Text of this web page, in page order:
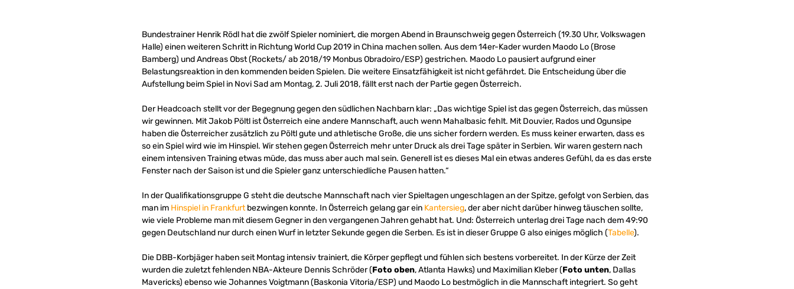
Bundestrainer Henrik Rödl hat die zwölf Spieler nominiert, die morgen Abend in Braunschweig gegen Österreich (19.30 Uhr, Volkswagen
Halle) einen weiteren Schritt in Richtung World Cup 2019 in China machen sollen. Aus dem 14er-Kader wurden Maodo Lo (Brose
Bamberg) und Andreas Obst (Rockets/ ab 2018/19 Monbus Obradoiro/ESP) gestrichen. Maodo Lo pausiert aufgrund einer
Belastungsreaktion in den kommenden beiden Spielen. Die weitere Einsatzfähigkeit ist nicht gefährdet. Die Entscheidung über die
Aufstellung beim Spiel in Novi Sad am Montag, 2. Juli 2018, fällt erst nach der Partie gegen Österreich.
Der Headcoach stellt vor der Begegnung gegen den südlichen Nachbarn klar: „Das wichtige Spiel ist das gegen Österreich, das müssen
wir gewinnen. Mit Jakob Pöltl ist Österreich eine andere Mannschaft, auch wenn Mahalbasic fehlt. Mit Douvier, Rados und Ogunsipe
haben die Österreicher zusätzlich zu Pöltl gute und athletische Große, die uns sicher fordern werden. Es muss keiner erwarten, dass es
so ein Spiel wird wie im Hinspiel. Wir stehen gegen Österreich mehr unter Druck als drei Tage später in Serbien. Wir waren gestern nach
einem intensiven Training etwas müde, das muss aber auch mal sein. Generell ist es dieses Mal ein etwas anderes Gefühl, da es das erste
Fenster nach der Saison ist und die Spieler ganz unterschiedliche Pausen hatten.“
In der Qualifikationsgruppe G steht die deutsche Mannschaft nach vier Spieltagen ungeschlagen an der Spitze, gefolgt von Serbien, das
man im Hinspiel in Frankfurtbezwingen konnte. In Österreich gelang gar ein Kantersieg, der aber nicht darüber hinweg täuschen sollte,
wie viele Probleme man mit diesem Gegner in den vergangenen Jahren gehabt hat. Und: Österreich unterlag drei Tage nach dem 49:90
gegen Deutschland nur durch einen Wurf in letzter Sekunde gegen die Serben. Es ist in dieser Gruppe G also einiges möglich (Tabelle).
Die DBB-Korbjäger haben seit Montag intensiv trainiert, die Körper gepflegt und fühlen sich bestens vorbereitet. In der Kürze der Zeit
wurden die zuletzt fehlenden NBA-Akteure Dennis Schröder (Foto oben, Atlanta Hawks) und Maximilian Kleber (Foto unten, Dallas
Mavericks) ebenso wie Johannes Voigtmann (Baskonia Vitoria/ESP) und Maodo Lo bestmöglich in die Mannschaft integriert. So geht